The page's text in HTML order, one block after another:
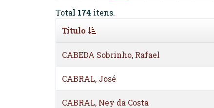
Total 174 itens.
Titulo
CABEDA Sobrinho, Rafael
CABRAL, José
CABRAL, Ney da Costa